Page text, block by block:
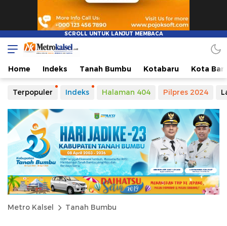
Home Indeks Tanah Bumbu Kotabaru Kota
Terpopuler Indeks Halaman 404 Pilpres 2024
Metro Kalsel Tanah Bumbu